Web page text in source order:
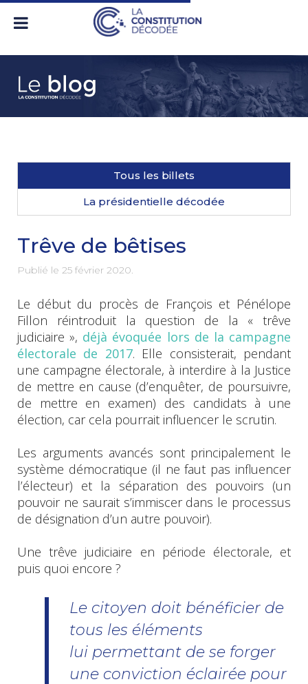
Tous les billets
La présidentielle décodée
Trêve de bêtises
Publié le 25 février 2020
Le début du procès de François et Pénélope
Fillon réintroduit la question de la « trêve
judiciaire », déjà évoquée lors de la campagne
électorale de 2017. Elle consisterait, pendant
une campagne électorale, à interdire à la Justice
de mettre en cause (d’enquêter, de poursuivre,
de mettre en examen) des candidats à une
élection, car cela pourrait influencer le scrutin.
Les arguments avancés sont principalement le
système démocratique (il ne faut pas influencer
l’électeur) et la séparation des pouvoirs (un
pouvoir ne saurait s’immiscer dans le processus
de désignation d’un autre pouvoir).
Une trêve judiciaire en période électorale, et
puis quoi encore ?
Le citoyen doit bénéficier de
tous les éléments
lui permettant de se forger
une conviction éclairée pour